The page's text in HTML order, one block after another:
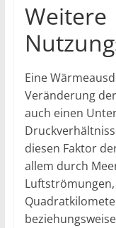
Weitere
Eine
Veränderung
auch einen
diesen Faktor
allem durch